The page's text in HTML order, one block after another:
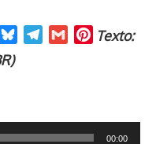
M
PTexto:
00:00